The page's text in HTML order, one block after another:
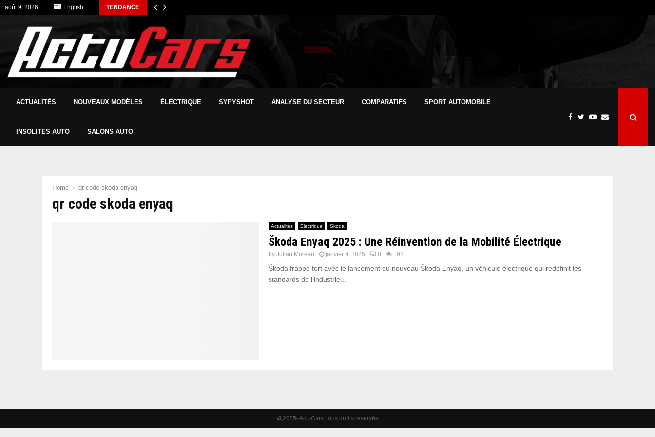
août 9, 2026 English TENDANCE
ACTUALITÉS NOUVEAUX MODÈLES ÉLECTRIQUE SYPYSHOT ANALYSE DU SECTEUR COMPARATIFS SPORT AUTOMOBILE
INSOLITES AUTO SALONS AUTO
Home qr code skoda enyaq
qr code skoda enyaq
Actualités Électrique Skoda
Škoda Enyaq 2025 : Une Réinvention de la Mobilité Électrique
by Julian Moreau janvier 9, 2025 0 192
Škoda frappe fort avec le lancement du nouveau Škoda Enyaq, un véhicule électrique qui redéfinit les
standards de l’industrie...
@2025- ActuCars. tous droits réservés